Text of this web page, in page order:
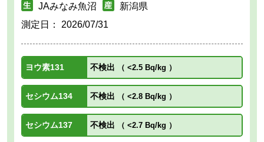
JAみなみ魚沼
新潟県
測定日： 2026/07/31
ヨウ素131 不検出 （ <2.5 Bq/kg ）
セシウム134 不検出 （ <2.8 Bq/kg ）
セシウム137 不検出 （ <2.7 Bq/kg ）